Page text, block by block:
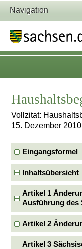
Navigation
Vollzitat:
15. Dezember
Eingangsformel
Inhaltsübersicht
Artikel 1
Ausführung des
Artikel 2
Artikel 3